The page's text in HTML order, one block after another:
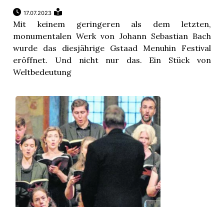
17.07.2023
Mit keinem geringeren als dem letzten,
monumentalen Werk von Johann Sebastian Bach
wurde das diesjährige Gstaad Menuhin Festival
eröffnet. Und nicht nur das. Ein Stück von
Weltbedeutung